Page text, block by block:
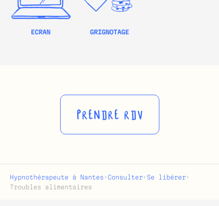
ECRAN GRIGNOTAGE
PRENDRE RDV
Hypnothérapeute à Nantes › Consulter› Se libérer›
Troubles alimentaires